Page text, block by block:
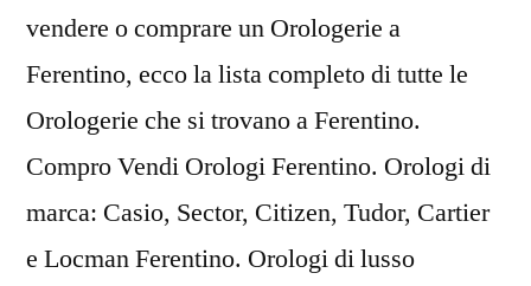
vendere o comprare un Orologerie a
Ferentino, ecco la lista completo di tutte le
Orologerie che si trovano a Ferentino.
Compro Vendi Orologi Ferentino. Orologi di
marca: Casio, Sector, Citizen, Tudor, Cartier
e Locman Ferentino. Orologi di lusso